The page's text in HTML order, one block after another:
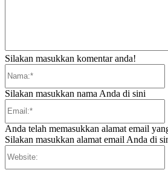
Silakan masukkan komentar anda!
Silakan masukkan nama Anda di sini
Anda telah memasukkan alamat email
Silakan masukkan alamat email Anda di